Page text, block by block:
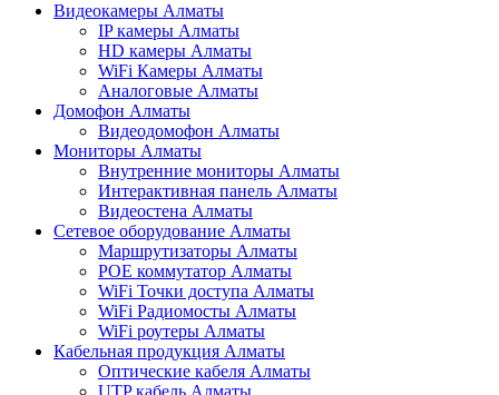
Видеокамеры Алматы
IP камеры Алматы
HD камеры Алматы
WiFi Камеры Алматы
Аналоговые Алматы
Домофон Алматы
Видеодомофон Алматы
Мониторы Алматы
Внутренние мониторы Алматы
Интерактивная панель Алматы
Видеостена Алматы
Сетевое оборудование Алматы
Маршрутизаторы Алматы
POE коммутатор Алматы
WiFi Точки доступа Алматы
WiFi Радиомосты Алматы
WiFi роутеры Алматы
Кабельная продукция Алматы
Оптические кабеля Алматы